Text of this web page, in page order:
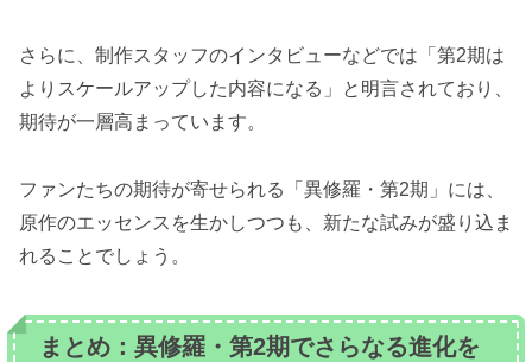
さらに、制作スタッフのインタビューなどでは「第2期は
よりスケールアップした内容になる」と明言されており、
期待が一層高まっています。
ファンたちの期待が寄せられる「異修羅・第2期」には、
原作のエッセンスを生かしつつも、新たな試みが盛り込ま
れることでしょう。
まとめ：異修羅・第2期でさらなる進化を